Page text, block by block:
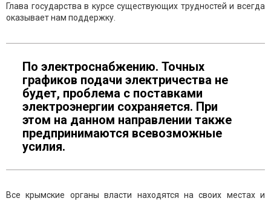
Глава государства в курсе существующих трудностей и всегда
оказывает нам поддержку.
По электроснабжению. Точных
графиков подачи электричества не
будет, проблема с поставками
электроэнергии сохраняется. При
этом на данном направлении также
предпринимаются всевозможные
усилия.
Все крымские органы власти находятся на своих местах и